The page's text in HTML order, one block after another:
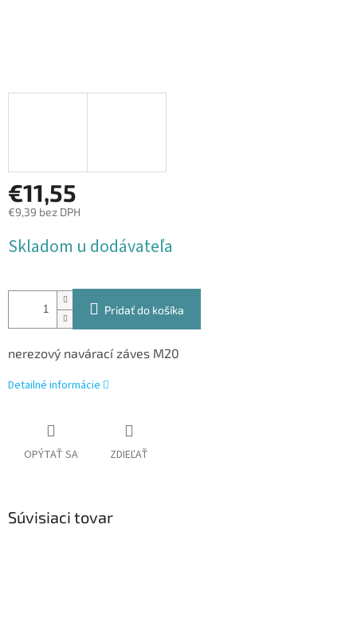
€11,55
€9,39 bez DPH
cena:
Skladom u dodávateľa
Pridať do košíka
nerezový navárací záves M20
Detailné informácie
OPÝTAŤ SA ZDIEĽAŤ
Súvisiaci tovar